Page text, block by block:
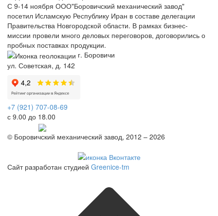
С 9-14 ноября ООО"Боровичский механический завод"
посетил Исламскую Республику Иран в составе делегации
Правительства Новгородской области. В рамках бизнес-
миссии провели много деловых переговоров, договорились о
пробных поставках продукции.
г. Боровичи
ул. Советская, д. 142
+7 (921) 707-08-69
с 9.00 до 18.00
© Боровичский механический завод, 2012 – 2026
Сайт разработан студией Greenice-tm